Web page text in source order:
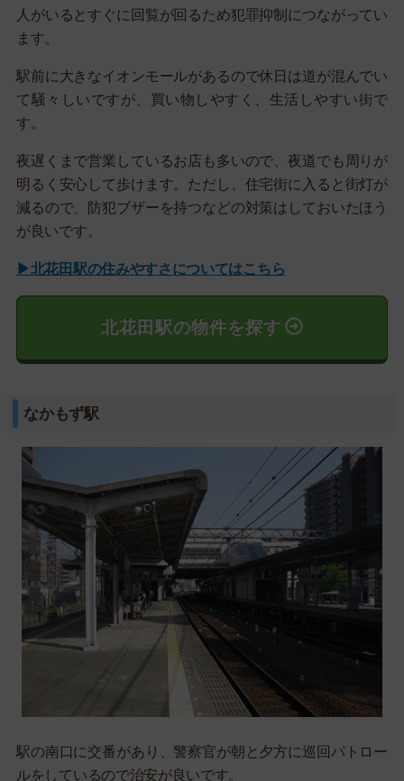
人がいるとすぐに回覧が回るため犯罪抑制につながってい
ます。
駅前に大きなイオンモールがあるので休日は道が混んでい
て騒々しいですが、買い物しやすく、生活しやすい街で
す。
夜遅くまで営業しているお店も多いので、夜道でも周りが
明るく安心して歩けます。ただし、住宅街に入ると街灯が
減るので、防犯ブザーを持つなどの対策はしておいたほう
が良いです。
▶北花田駅の住みやすさについてはこちら
北花田駅の物件を探す
なかもず駅
駅の南口に交番があり、警察官が朝と夕方に巡回パトロー
ルをしているので治安が良いです。